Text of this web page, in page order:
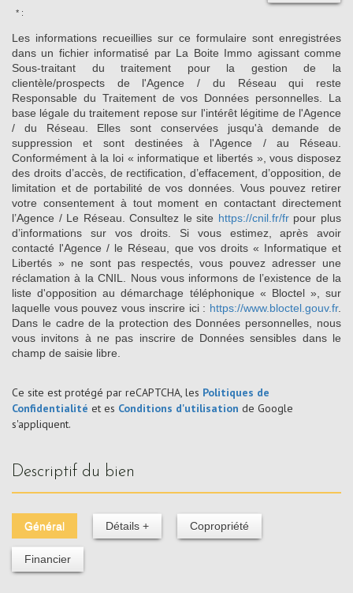
* :
Les informations recueillies sur ce formulaire sont enregistrées
dans un fichier informatisé par La Boite Immo agissant comme
Sous-traitant du traitement pour la gestion de la
clientèle/prospects de l'Agence / du Réseau qui reste
Responsable du Traitement de vos Données personnelles. La
base légale du traitement repose sur l'intérêt légitime de l'Agence
/ du Réseau. Elles sont conservées jusqu'à demande de
suppression et sont destinées à l'Agence / au Réseau.
Conformément à la loi « informatique et libertés », vous disposez
des droits d’accès, de rectification, d’effacement, d’opposition, de
limitation et de portabilité de vos données. Vous pouvez retirer
votre consentement à tout moment en contactant directement
l’Agence / Le Réseau. Consultez le site https://cnil.fr/frpour plus
d’informations sur vos droits. Si vous estimez, après avoir
contacté l'Agence / le Réseau, que vos droits « Informatique et
Libertés » ne sont pas respectés, vous pouvez adresser une
réclamation à la CNIL. Nous vous informons de l’existence de la
liste d'opposition au démarchage téléphonique « Bloctel », sur
laquelle vous pouvez vous inscrire ici : https://www.bloctel.gouv.fr.
Dans le cadre de la protection des Données personnelles, nous
vous invitons à ne pas inscrire de Données sensibles dans le
champ de saisie libre.
Ce site est protégé par reCAPTCHA, les Politiques de
Confidentialité et es Conditions d'utilisation de Google
s'appliquent.
descriptif du bien
Général Détails + Copropriété
Financier